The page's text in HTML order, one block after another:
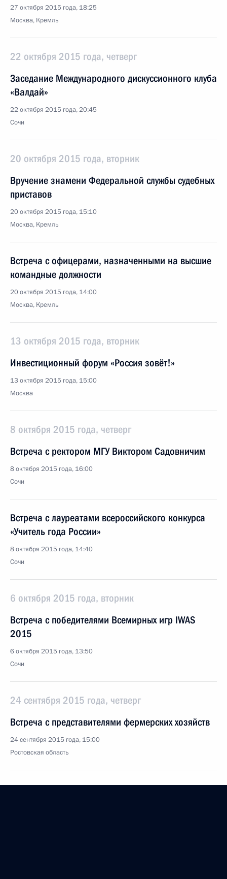
27 октября 2015 года, 18:25
Москва, Кремль
22 октября 2015 года, четверг
Заседание Международного дискуссионного клуба
«Валдай»
22 октября 2015 года, 20:45
Сочи
20 октября 2015 года, вторник
Вручение знамени Федеральной службы судебных
приставов
20 октября 2015 года, 15:10
Москва, Кремль
Встреча с офицерами, назначенными на высшие
командные должности
20 октября 2015 года, 14:00
Москва, Кремль
13 октября 2015 года, вторник
Инвестиционный форум «Россия зовёт!»
13 октября 2015 года, 15:00
Москва
8 октября 2015 года, четверг
Встреча с ректором МГУ Виктором Садовничим
8 октября 2015 года, 16:00
Сочи
Встреча с лауреатами всероссийского конкурса
«Учитель года России»
8 октября 2015 года, 14:40
Сочи
6 октября 2015 года, вторник
Встреча с победителями Всемирных игр IWAS
2015
6 октября 2015 года, 13:50
Сочи
24 сентября 2015 года, четверг
Встреча с представителями фермерских хозяйств
24 сентября 2015 года, 15:00
Ростовская область
23 сентября 2015 года, среда